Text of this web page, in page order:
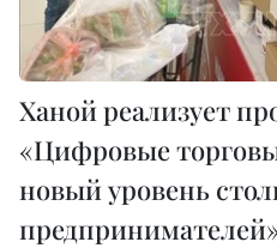
Ханой реализует
«Цифровые
новый уровень